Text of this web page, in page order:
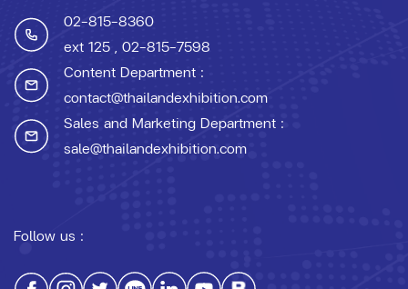
02-815-8360
ext 125 , 02-815-7598
Content Department :
contact@thailandexhibition.com
Sales and Marketing Department :
sale@thailandexhibition.com
Follow us :